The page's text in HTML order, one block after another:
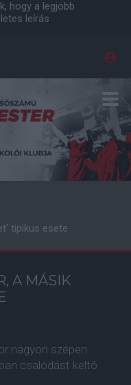
hogy a legjobb
leírás
tipikus esete
A MÁSIK
nagyon szépen
csalódást keltõ.